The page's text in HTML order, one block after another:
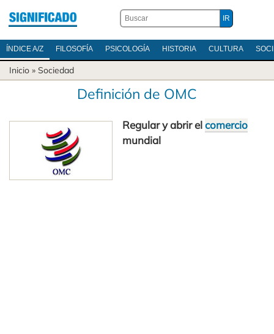
ÍNDICE A/Z FILOSOFÍA PSICOLOGÍA HISTORIA CULTURA
Inicio » Sociedad
Definición de OMC
Regular y abrir elcomercio
mundial